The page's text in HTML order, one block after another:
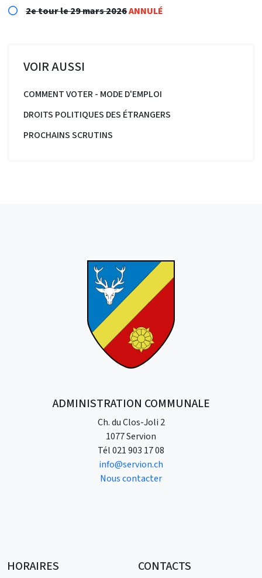
2e tour le 29 mars 2026ANNULÉ
VOIR AUSSI
COMMENT VOTER - MODE D'EMPLOI
DROITS POLITIQUES DES ÉTRANGERS
PROCHAINS SCRUTINS
ADMINISTRATION COMMUNALE
Ch. du Clos-Joli 2
1077 Servion
Tél021 903 17 08
info@servion.ch
Nous contacter
HORAIRES CONTACTS